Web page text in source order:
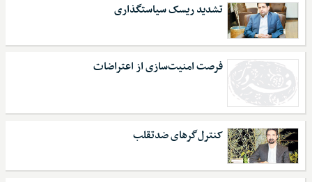
تشدید ریسک سیاستگذاری
فرصت امنیت‌سازی از اعتراضات
کنترل‌گرهای ضدتقلب